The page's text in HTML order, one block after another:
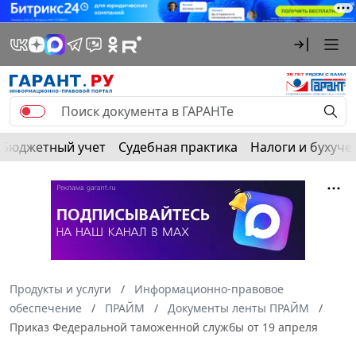
Бюджетный учет Судебная практика Налоги и
Продукты и услуги
Информационно-правовое
обеспечение
ПРАЙМ
Документы ленты ПРАЙМ
Приказ Федеральной таможенной службы от 19 апреля